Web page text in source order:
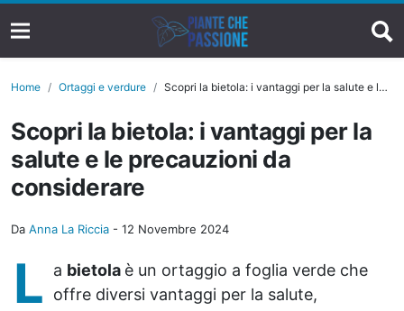
Home Ortaggi e verdure Scopri la bietola: i vantaggi per la salute e le precauzioni da considerare
Scopri la bietola: i vantaggi per la
salute e le precauzioni da
considerare
Da Anna La Riccia - 12 Novembre 2024
L a bietola è un ortaggio a foglia verde che
offre diversi vantaggi per la salute,